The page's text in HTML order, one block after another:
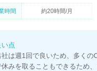
時間 約20時間/月
い点
社は週1回で良いため、多く
休みを取ることもできるため